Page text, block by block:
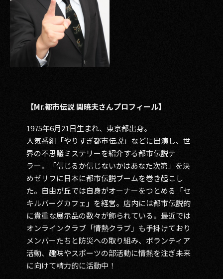
【Mr.都市伝説 関暁夫さんプロフィール】
1975年6月21日生まれ、東京都出身。
人気番組「やりすぎ都市伝説」などに出演し、世
界の不思議ミステリーを紹介する都市伝説テ
ラー。「信じるか信じないかはあなた次第」を決
めゼリフに日本に都市伝説ブームを巻き起こし
た。自由が丘では自身がオーナーをつとめる「セ
キルバーグカフェ」を経営。店内には都市伝説的
に貴重な展示品の数々が飾られている。最近では
オンラインクラブ「情熱クラブ」も手掛けており
メンバーたちと防災への取り組み、ボランティア
活動、趣味やスポーツの部活動に情熱を注ぎ未来
に向けて精力的に活動中！